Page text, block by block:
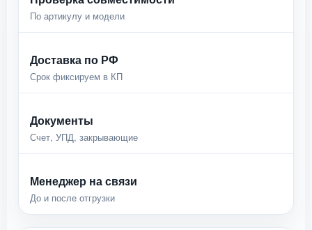
По артикулу и модели
Доставка по РФ
Срок фиксируем в КП
Документы
Счет, УПД, закрывающие
Менеджер на связи
До и после отгрузки